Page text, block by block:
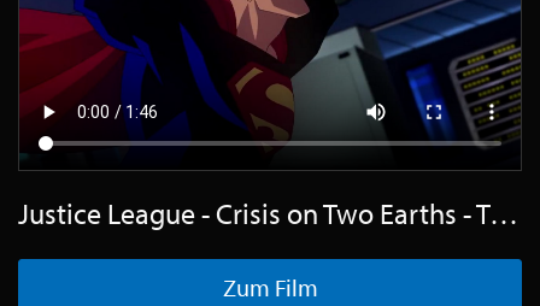
Justice League - Crisis on Two Earths - Trailer Deutsch HD
Zum Film